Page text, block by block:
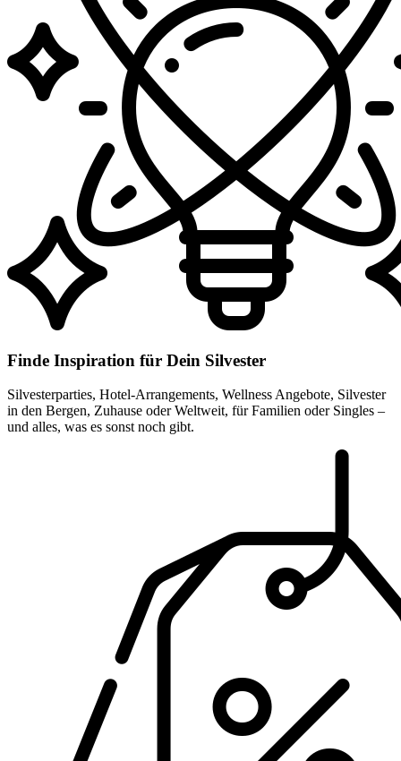
Finde Inspiration für Dein Silvester
Silvesterparties, Hotel-Arrangements, Wellness Angebote, Silvester
in den Bergen, Zuhause oder Weltweit, für Familien oder Singles –
und alles, was es sonst noch gibt.